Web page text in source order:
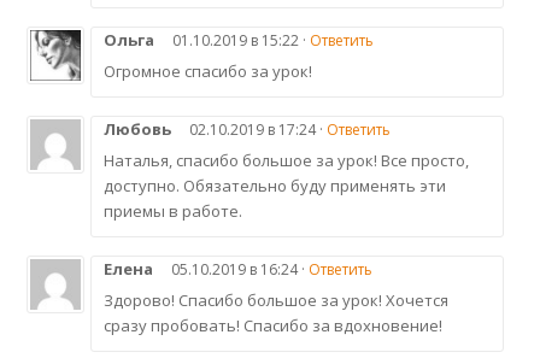
Ольга 01.10.2019 в 15:22 · Ответить
Огромное спасибо за урок!
Любовь 02.10.2019 в 17:24 · Ответить
Наталья, спасибо большое за урок! Все просто,
доступно. Обязательно буду применять эти
приемы в работе.
Елена 05.10.2019 в 16:24 · Ответить
Здорово! Спасибо большое за урок! Хочется
сразу пробовать! Спасибо за вдохновение!